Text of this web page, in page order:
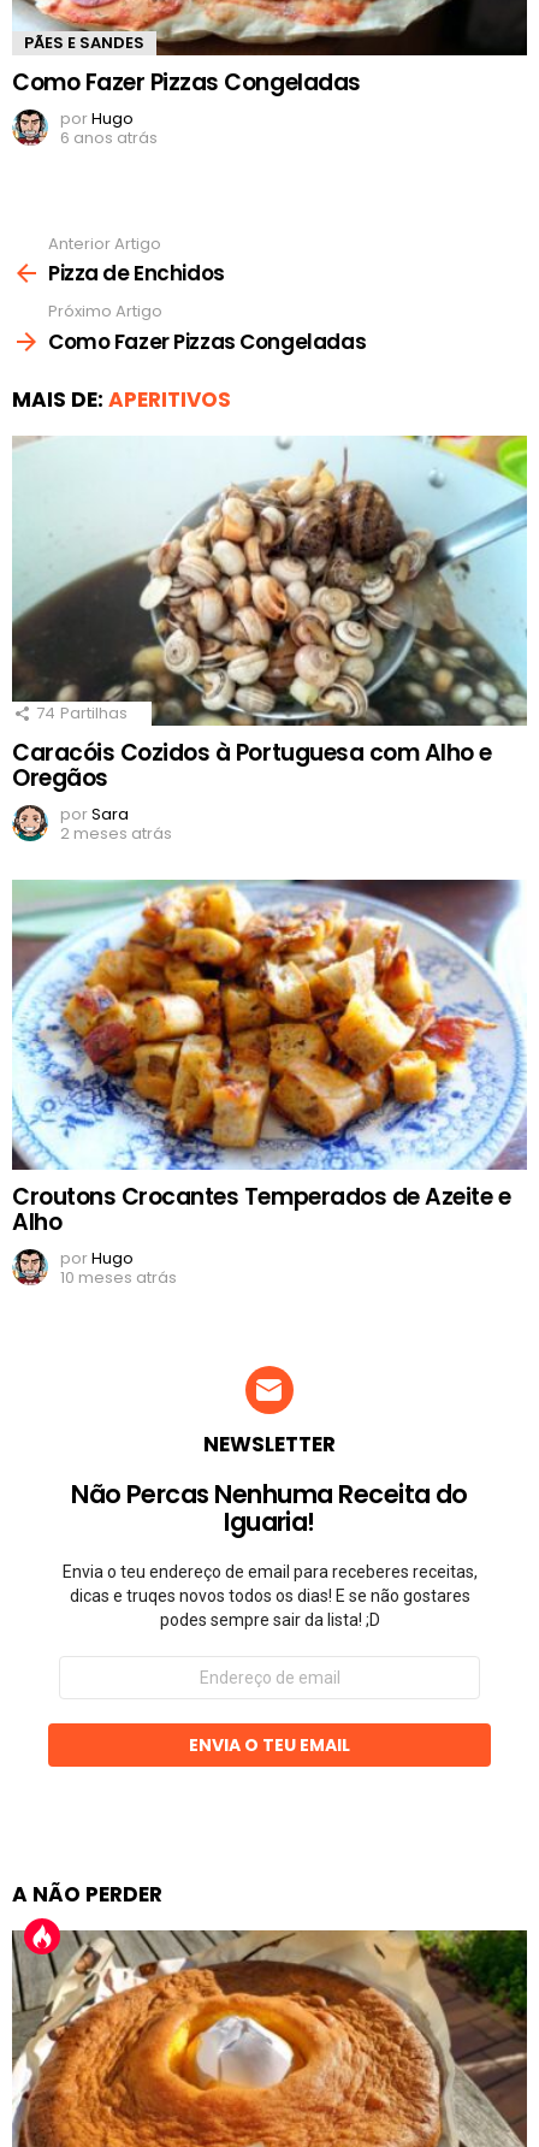
PÃES E SANDES
Como Fazer Pizzas Congeladas
porHugo
6 anos atrás
mais
Anterior Artigo
Pizza de Enchidos
Próximo Artigo
Como Fazer Pizzas Congeladas
MAIS DE: APERITIVOS
74 Partilhas
Caracóis Cozidos à Portuguesa com Alho e
Oregãos
porSara
2 meses atrás
Croutons Crocantes Temperados de Azeite e
Alho
porHugo
10 meses atrás
NEWSLETTER
Não Percas Nenhuma Receita do
Iguaria!
Envia o teu endereço de email para receberes receitas,
dicas e truqes novos todos os dias! E se não gostares
podes sempre sair da lista! ;D
Endereço
email
ENVIA O TEU EMAIL
A NÃO PERDER